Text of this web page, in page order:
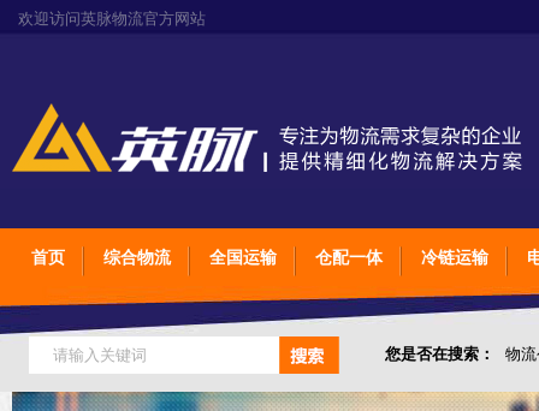
欢迎访问英脉物流官方网站
首页 综合物流 全国运输 仓配一体 冷链运输
您是否在搜索： 物
仓储综合专业定制物